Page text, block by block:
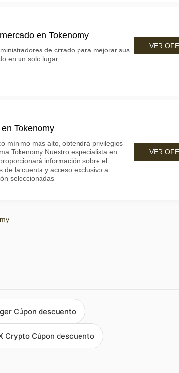
en Tokenomy
de cifrado para mejorar sus
en un solo lugar
VER
Tokenomy
mínimo más alto, obtendrá privilegios
Tokenomy Nuestro especialista en
información sobre el
de la cuenta y acceso exclusivo a
seleccionadas
VER
Cúpon descuento
Crypto Cúpon descuento